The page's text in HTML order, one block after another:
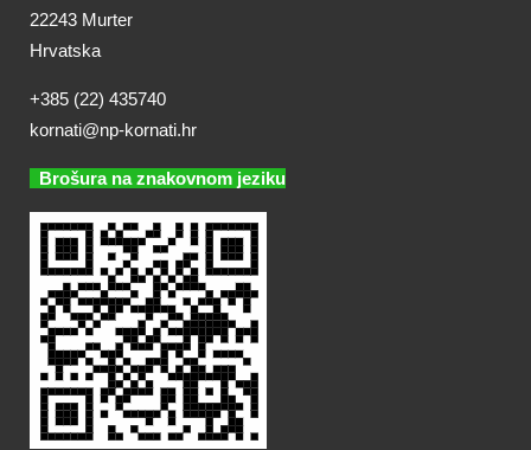
22243 Murter
Hrvatska
+385 (22) 435740
kornati@np-kornati.hr
Brošura na znakovnom jeziku